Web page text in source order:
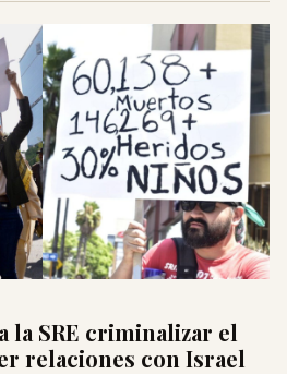
la SRE criminalizar el
relaciones con Israel